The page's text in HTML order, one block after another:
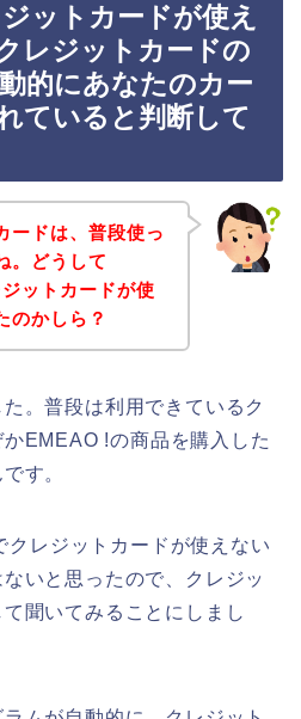
ットカードが使え
レジットカードの
的にあなたのカー
ていると判断して
ードは、普段使っ
。どうして
ットカードが使
のかしら？
。普段は利用できているク
EMEAO !の商品を購入した
す。
レジットカードが使えない
いと思ったので、クレジッ
聞いてみることにしまし